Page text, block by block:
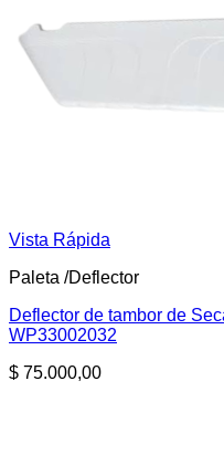
Vista Rápida
Paleta /Deflector
Deflector de tambor de
WP33002032
$ 75.000,00